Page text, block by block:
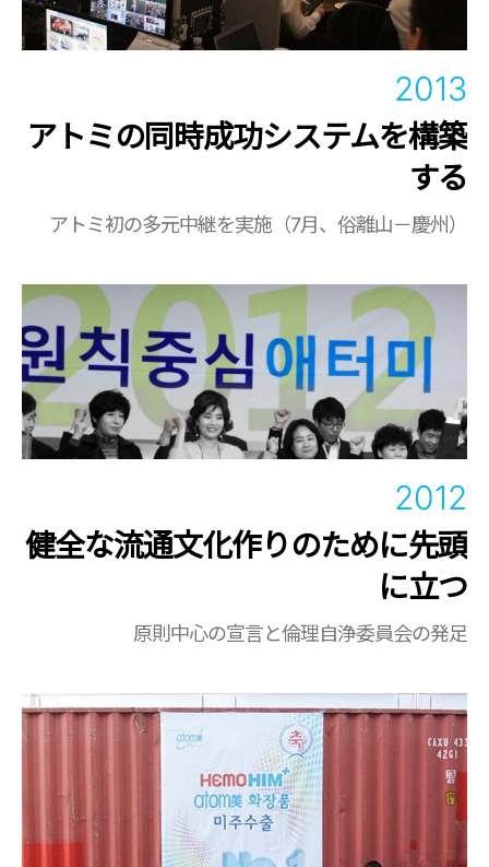
2013
アトミの同時成功システムを構築
する
アトミ初の多元中継を実施（7月、俗離山－慶州）
2012
健全な流通文化作りのために先頭
に立つ
原則中心の宣言と倫理自浄委員会の発足